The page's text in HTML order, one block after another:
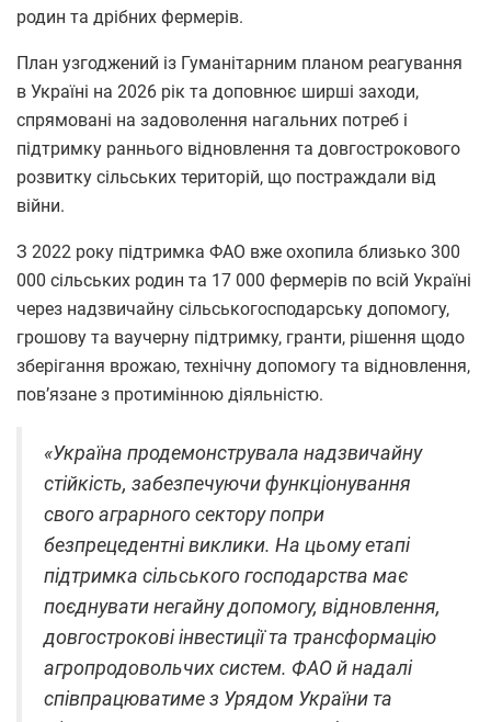
родин та дрібних фермерів.
План узгоджений із Гуманітарним планом реагування
в Україні на 2026 рік та доповнює ширші заходи,
спрямовані на задоволення нагальних потреб і
підтримку раннього відновлення та довгострокового
розвитку сільських територій, що постраждали від
війни.
З 2022 року підтримка ФАО вже охопила близько 300
000 сільських родин та 17 000 фермерів по всій Україні
через надзвичайну сільськогосподарську допомогу,
грошову та ваучерну підтримку, гранти, рішення щодо
зберігання врожаю, технічну допомогу та відновлення,
пов’язане з протимінною діяльністю.
«Україна продемонструвала надзвичайну
стійкість, забезпечуючи функціонування
свого аграрного сектору попри
безпрецедентні виклики. На цьому етапі
підтримка сільського господарства має
поєднувати негайну допомогу, відновлення,
довгострокові інвестиції та трансформацію
агропродовольчих систем. ФАО й надалі
співпрацюватиме з Урядом України та